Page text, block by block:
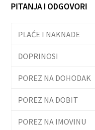
PITANJA I ODGOVORI
PLAĆE I NAKNADE
DOPRINOSI
POREZ NA DOHODAK
POREZ NA DOBIT
POREZ NA IMOVINU